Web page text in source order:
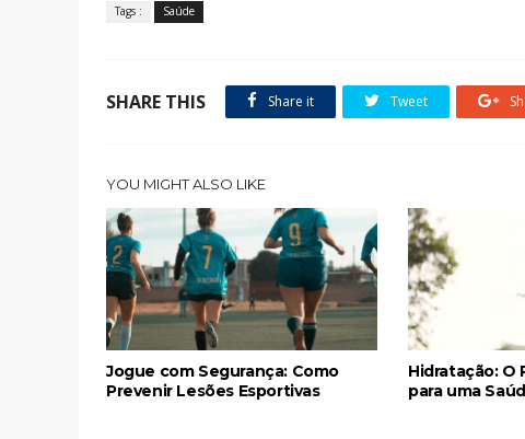
Tags : Saúde
SHARE THIS Share it Tweet
YOU MIGHT ALSO LIKE
Jogue com Segurança: Como
Prevenir Lesões Esportivas
Hidratação: O
para uma